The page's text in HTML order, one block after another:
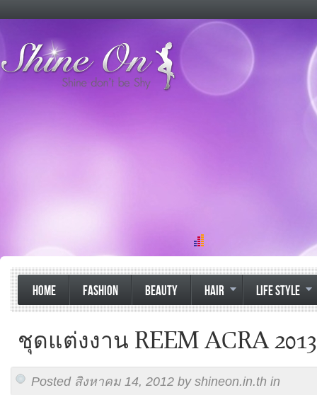
HOME FASHION BEAUTY HAIR LIFE STYLE
ชุดแต่งงาน REEM ACRA 2013
Posted สิงหาคม 14, 2012 by shineon.in.th in